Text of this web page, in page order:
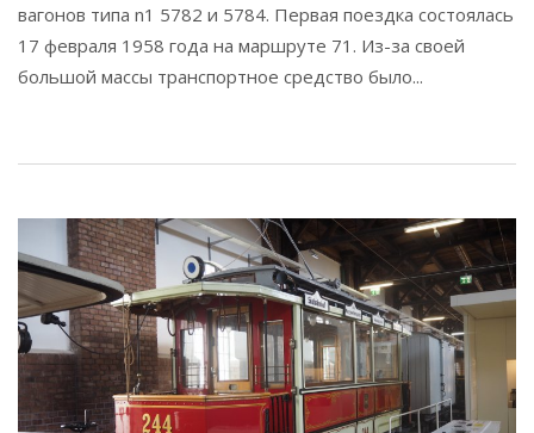
вагонов типа n1 5782 и 5784. Первая поездка состоялась
17 февраля 1958 года на маршруте 71. Из-за своей
большой массы транспортное средство было...